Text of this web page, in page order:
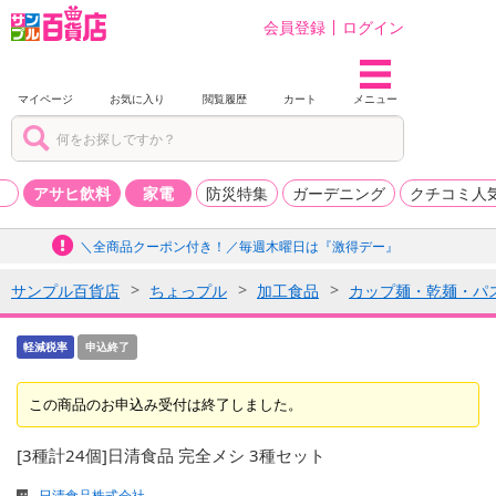
会員登録 ログイン
マイページ お気に入り 閲覧履歴 カート メニュー
アサヒ飲料 家電 防災特集 ガーデニング クチコミ人
＼全商品クーポン付き！／毎週木曜日は『激得デー』
サンプル百貨店 ちょっプル 加工食品 カップ麺・乾麺・パ
軽減税率 申込終了
この商品のお申込み受付は終了しました。
[3種計24個]日清食品 完全メシ 3種セット